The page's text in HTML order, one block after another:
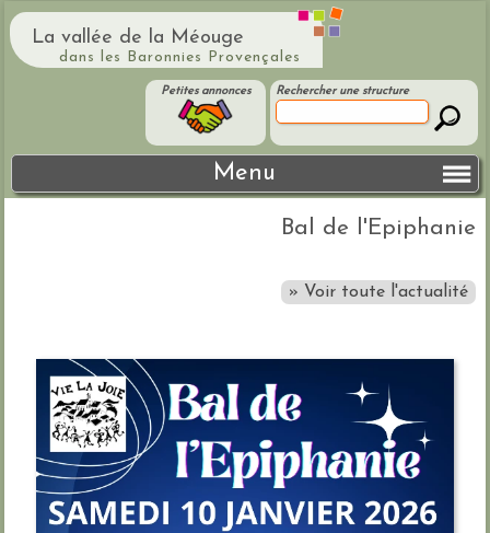
La vallée de la Méouge
dans les Baronnies Provençales
Rechercher une structure
Petites annonces
Menu
Bal de l'Epiphanie
» Voir toute l'actualité